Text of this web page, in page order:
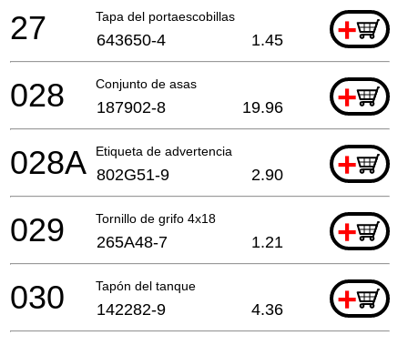
Tapa del portaescobillas +
27 643650-4 1.45
Conjunto de asas +
028 187902-8 19.96
Etiqueta de advertencia +
028A 802G51-9 2.90
Tornillo de grifo 4x18 +
029 265A48-7 1.21
Tapón del tanque +
030 142282-9 4.36